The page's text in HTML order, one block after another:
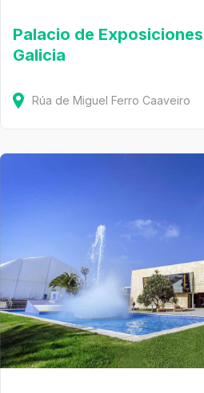
Palacio de
Galicia
Rúa de Miguel Ferro Caaveiro